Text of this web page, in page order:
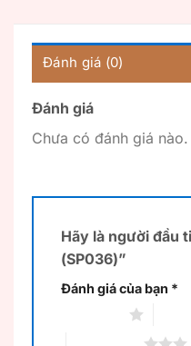
Đánh giá (0)
Đánh giá
Chưa có đánh giá nào.
Hãy là người đầu
(SP036)”
Đánh giá của bạn *